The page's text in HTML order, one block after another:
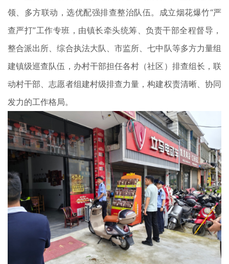
领、多方联动，选优配强排查整治队伍。成立烟花爆竹“严
查严打”工作专班，由镇长牵头统筹、负责干部全程督导，
整合派出所、综合执法大队、市监所、七中队等多方力量组
建镇级巡查队伍，办村干部担任各村（社区）排查组长，联
动村干部、志愿者组建村级排查力量，构建权责清晰、协同
发力的工作格局。